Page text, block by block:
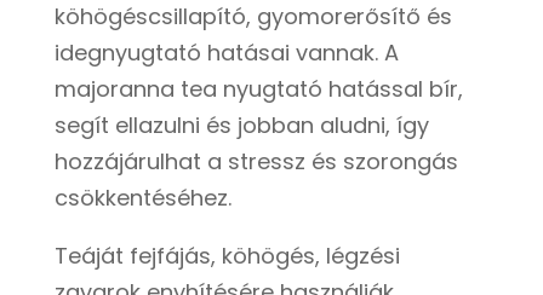
köhögéscsillapító, gyomorerősítő és
idegnyugtató hatásai vannak. A
majoranna tea nyugtató hatással bír,
segít ellazulni és jobban aludni, így
hozzájárulhat a stressz és szorongás
csökkentéséhez.
Teáját fejfájás, köhögés, légzési